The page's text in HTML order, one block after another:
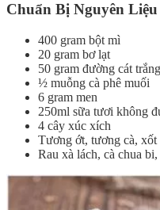
Chuẩn Bị Nguyên Liệu
400 gram bột mì
20 gram bơ lạt
50 gram đường cát trắng
½ muỗng cà phê muối
6 gram men
250ml sữa tươi không
4 cây xúc xích
Tương ớt, tương cà, xốt
Rau xà lách, cà chua